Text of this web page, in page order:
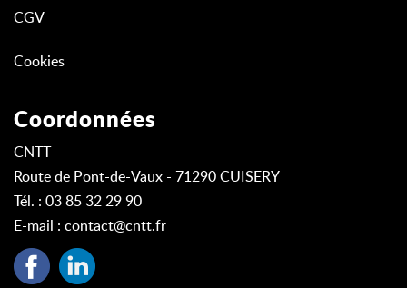
CGV
Cookies
Coordonnées
CNTT
Route de Pont-de-Vaux - 71290 CUISERY
Tél. : 03 85 32 29 90
E-mail : contact@cntt.fr